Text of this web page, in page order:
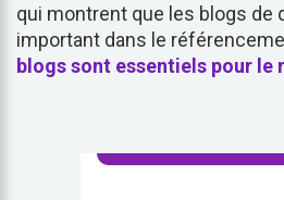
qui montrent que les blogs de
important dans le
blogs sont essentiels pour le